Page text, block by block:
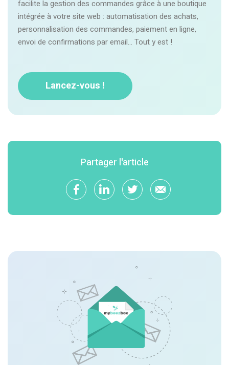
facilite la gestion des commandes grâce à une boutique
intégrée à votre site web : automatisation des achats,
personnalisation des commandes, paiement en ligne,
envoi de confirmations par email… Tout y est !
Lancez-vous !
Partager l'article